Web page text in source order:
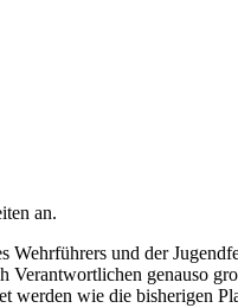
an.
Wehrführers und der
Verantwortlichen genauso
werden wie die bisherigen